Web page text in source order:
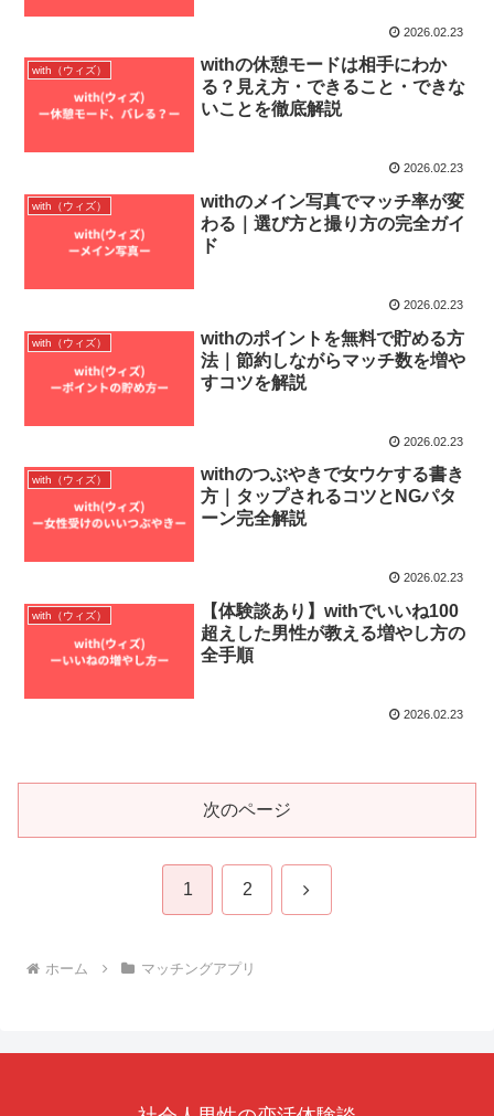
2026.02.23
with（ウィズ）
withの休憩モードは相手にわか
る？見え方・できること・できな
いことを徹底解説
2026.02.23
with（ウィズ）
withのメイン写真でマッチ率が変
わる｜選び方と撮り方の完全ガイ
ド
2026.02.23
with（ウィズ）
withのポイントを無料で貯める方
法｜節約しながらマッチ数を増や
すコツを解説
2026.02.23
with（ウィズ）
withのつぶやきで女ウケする書き
方｜タップされるコツとNGパタ
ーン完全解説
2026.02.23
with（ウィズ）
【体験談あり】withでいいね100
超えした男性が教える増やし方の
全手順
2026.02.23
次のページ
1 2 次
ホーム マッチングアプリ